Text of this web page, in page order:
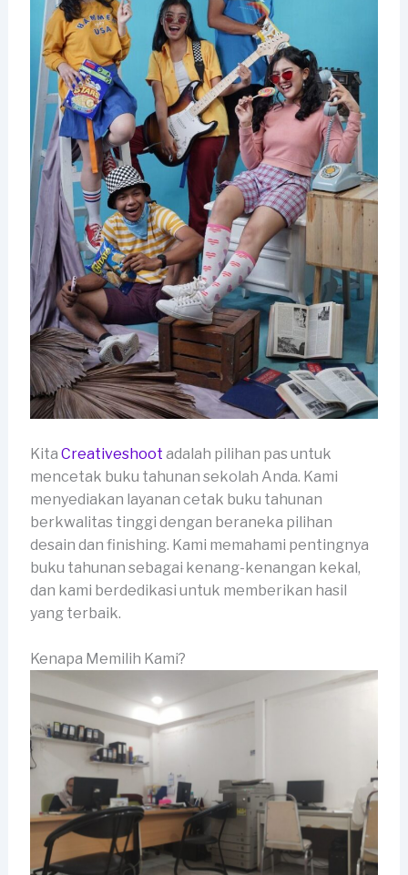
Kita Creativeshoot adalah pilihan pas untuk
mencetak buku tahunan sekolah Anda. Kami
menyediakan layanan cetak buku tahunan
berkwalitas tinggi dengan beraneka pilihan
desain dan finishing. Kami memahami pentingnya
buku tahunan sebagai kenang-kenangan kekal,
dan kami berdedikasi untuk memberikan hasil
yang terbaik.
Kenapa Memilih Kami?